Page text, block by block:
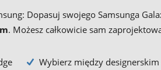
Dopasuj swojego Samsunga
. Możesz całkowicie sam
Wybierz między